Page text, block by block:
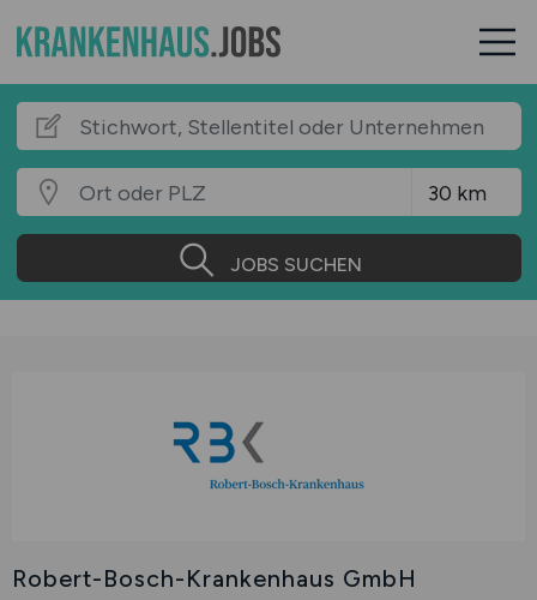
JOBS SUCHEN
Robert-Bosch-Krankenhaus GmbH